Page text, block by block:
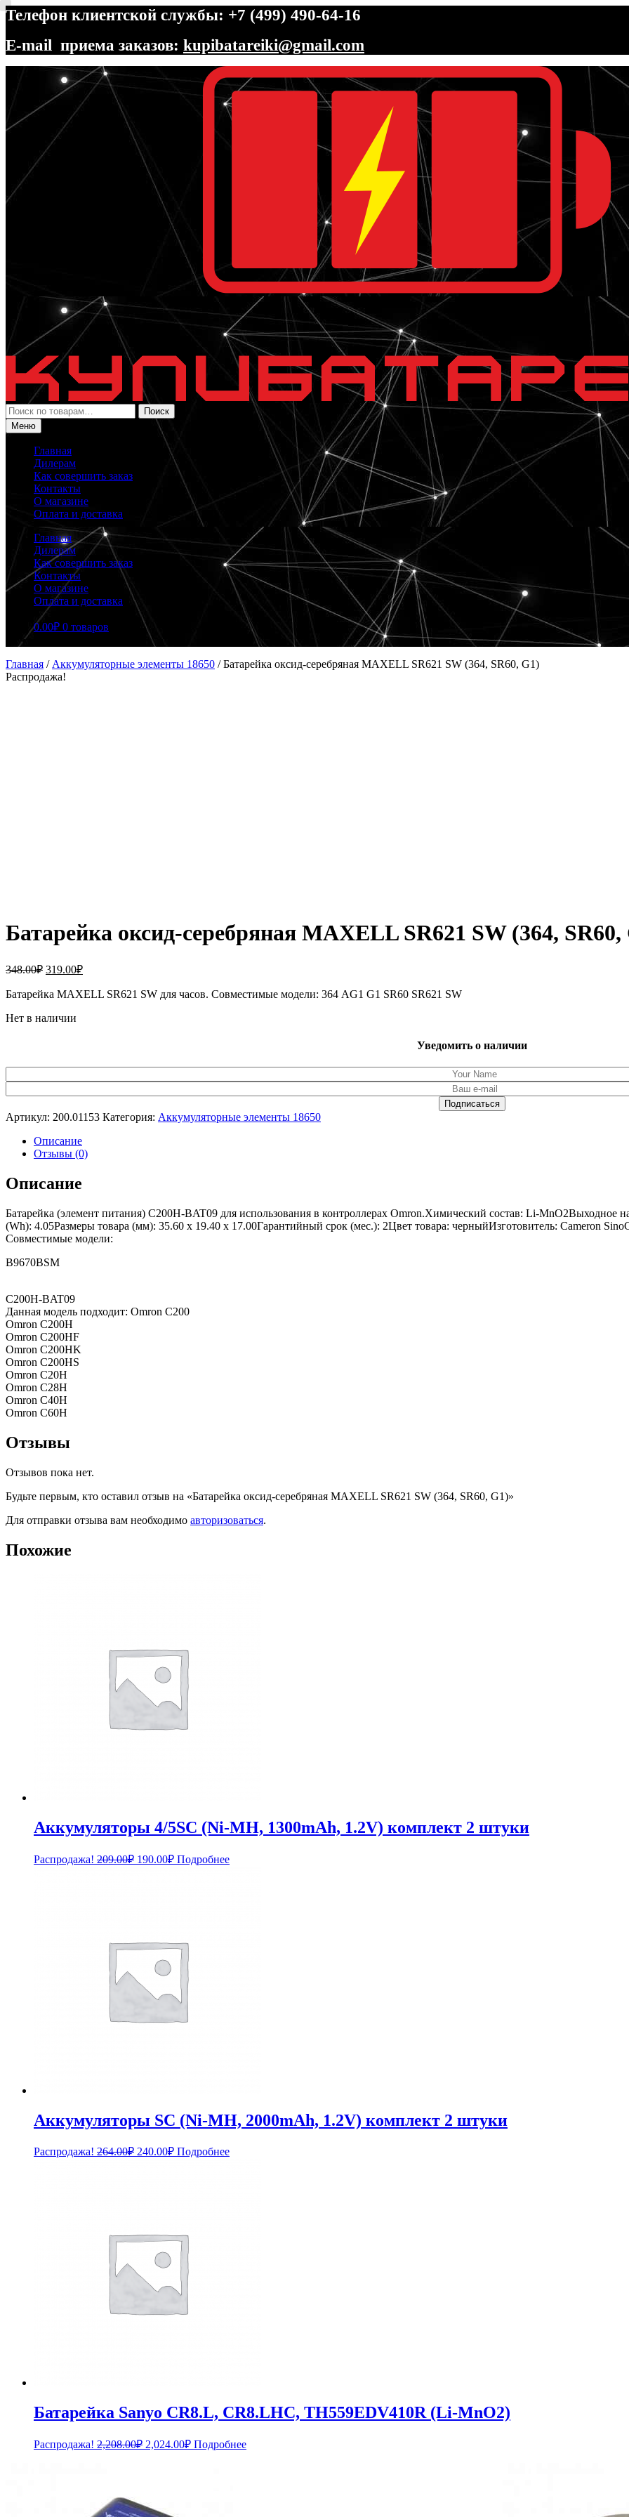
Телефон клиентской службы: +7 (499) 490-64-16
E-mail приема заказов: kupibatareiki@gmail.com
Перейти
навигации
Перейти
содержимому
Искать:
Поиск
Меню
Главная
Дилерам
Как совершить заказ
Контакты
О магазине
Оплата и доставка
Главная
Дилерам
Как совершить заказ
Контакты
О магазине
Оплата и доставка
0.00₽ 0 товаров
Главная / Аккумуляторные элементы 18650 /Батарейка оксид-серебряная MAXELL SR621 SW (364, SR60, G1)
Распродажа!
Батарейка оксид-серебряная MAXELL SR621 SW (364, SR60,
348.00₽ Первоначальная
составляла
319.00₽Текущая
319.00₽.
Батарейка MAXELL SR621 SW для часов. Совместимые модели: 364 AG1 G1 SR60 SR621 SW
Нет в наличии
Уведомить о наличии
Артикул: 200.01153 Категория: Аккумуляторные элементы 18650
Описание
Отзывы (0)
Описание
Батарейка (элемент питания) C200H-BAT09 для использования в контроллерах Omron.Химический состав: Li-
(Wh): 4.05Размеры товара (мм): 35.60 x 19.40 x 17.00Гарантийный срок (мес.): 2Цвет товара: черныйИзготовитель: Cameron
Совместимые модели:
B9670BSM
C200H-BAT09
Данная модель подходит: Omron C200
Omron C200H
Omron C200HF
Omron C200HK
Omron C200HS
Omron C20H
Omron C28H
Omron C40H
Omron C60H
Отзывы
Отзывов пока нет.
Будьте первым, кто оставил отзыв на «Батарейка оксид-серебряная MAXELL SR621 SW (364, SR60, G1)»
Для отправки отзыва вам необходимо авторизоваться.
Похожие
Аккумуляторы 4/5SC (Ni-MH, 1300mAh, 1.2V) комплект 2 штуки
Распродажа! 209.00₽ Первоначальная
190.00₽Текущая
цена:
Подробнее
Аккумуляторы SC (Ni-MH, 2000mAh, 1.2V) комплект 2 штуки
Распродажа! 264.00₽ Первоначальная
240.00₽Текущая
Подробнее
Батарейка Sanyo CR8.L, CR8.LHC, TH559EDV410R (Li-MnO2)
Распродажа! 2,208.00₽ Первоначальная
2,024.00₽Текущая
цена:
Подробнее